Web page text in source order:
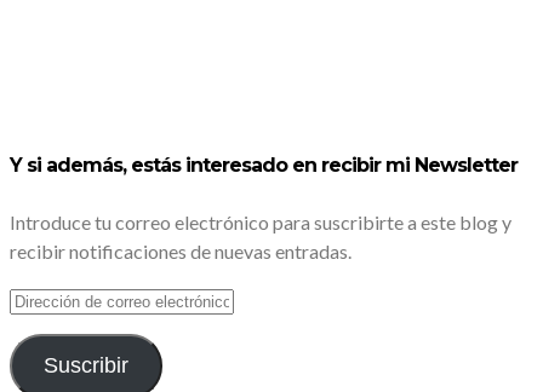
Y si además, estás interesado en recibir mi Newsletter
Introduce tu correo electrónico para suscribirte a este blog y
recibir notificaciones de nuevas entradas.
DIRECCIÓN
DE
CORREO
ELECTRÓNICO
Suscribir